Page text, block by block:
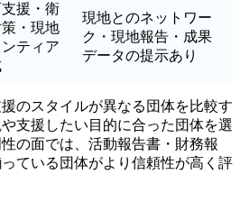
援・衛
・現地
ティア
現地とのネットワー
ク・現地報告・成果
データの提示あり
のスタイルが異なる団体を比較す
支援したい目的に合った団体を選
の面では、活動報告書・財務報
ている団体がより信頼性が高く評